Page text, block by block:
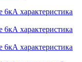
характеристика
характеристика
характеристика